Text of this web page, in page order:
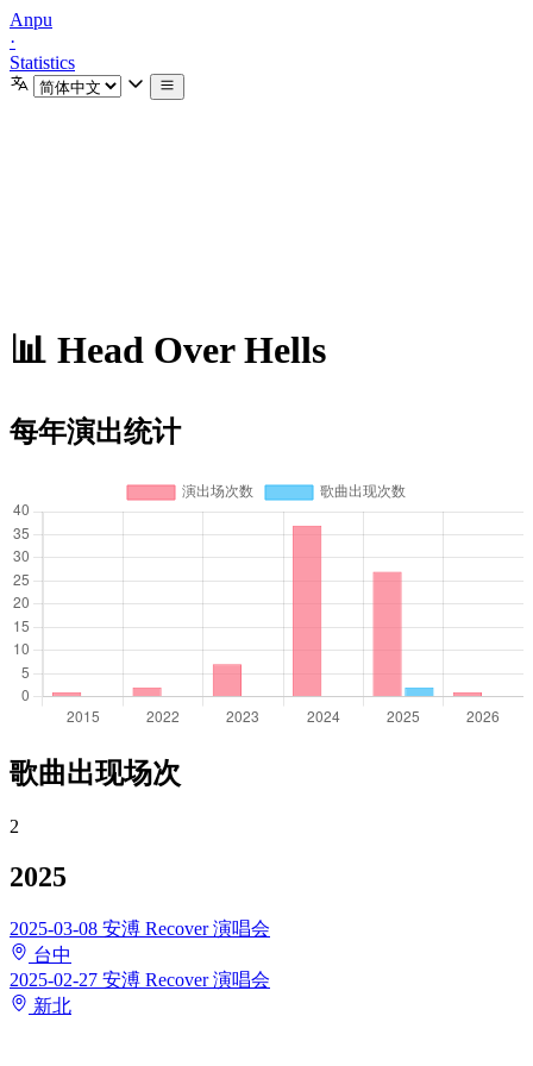
Anpu
·
Statistics
📊 Head Over Hells
每年演出统计
歌曲出现场次
2
2025
2025-03-08 安溥 Recover 演唱会
台中
2025-02-27 安溥 Recover 演唱会
新北